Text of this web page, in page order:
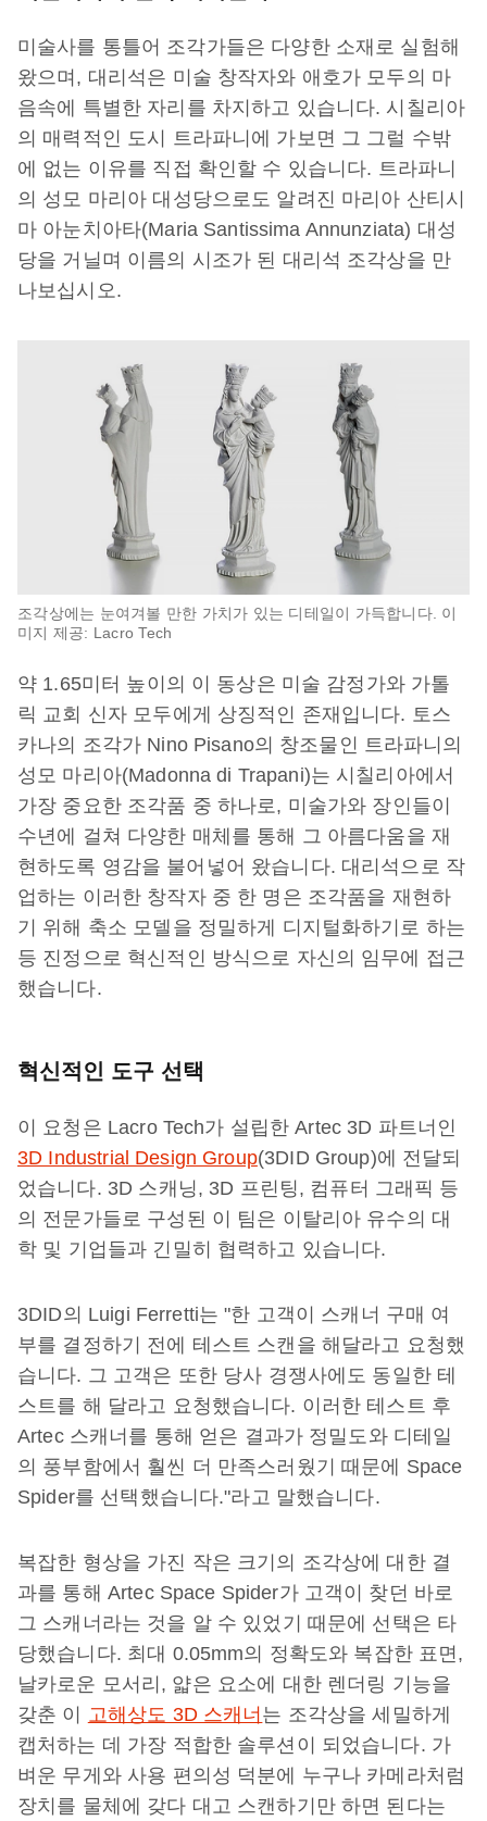
미술사를 통틀어 조각가들은 다양한 소재로 실험해
왔으며, 대리석은 미술 창작자와 애호가 모두의 마
음속에 특별한 자리를 차지하고 있습니다. 시칠리아
의 매력적인 도시 트라파니에 가보면 그 그럴 수밖
에 없는 이유를 직접 확인할 수 있습니다. 트라파니
의 성모 마리아 대성당으로도 알려진 마리아 산티시
마 아눈치아타(Maria Santissima Annunziata) 대성
당을 거닐며 이름의 시조가 된 대리석 조각상을 만
나보십시오.
조각상에는 눈여겨볼 만한 가치가 있는 디테일이 가득합니다. 이
미지 제공: Lacro Tech
약 1.65미터 높이의 이 동상은 미술 감정가와 가톨
릭 교회 신자 모두에게 상징적인 존재입니다. 토스
카나의 조각가 Nino Pisano의 창조물인 트라파니의
성모 마리아(Madonna di Trapani)는 시칠리아에서
가장 중요한 조각품 중 하나로, 미술가와 장인들이
수년에 걸쳐 다양한 매체를 통해 그 아름다움을 재
현하도록 영감을 불어넣어 왔습니다. 대리석으로 작
업하는 이러한 창작자 중 한 명은 조각품을 재현하
기 위해 축소 모델을 정밀하게 디지털화하기로 하는
등 진정으로 혁신적인 방식으로 자신의 임무에 접근
했습니다.
혁신적인 도구 선택
이 요청은 Lacro Tech가 설립한 Artec 3D 파트너인
3D Industrial Design Group(3DID Group)에 전달되
었습니다. 3D 스캐닝, 3D 프린팅, 컴퓨터 그래픽 등
의 전문가들로 구성된 이 팀은 이탈리아 유수의 대
학 및 기업들과 긴밀히 협력하고 있습니다.
3DID의 Luigi Ferretti는 "한 고객이 스캐너 구매 여
부를 결정하기 전에 테스트 스캔을 해달라고 요청했
습니다. 그 고객은 또한 당사 경쟁사에도 동일한 테
스트를 해 달라고 요청했습니다. 이러한 테스트 후
Artec 스캐너를 통해 얻은 결과가 정밀도와 디테일
의 풍부함에서 훨씬 더 만족스러웠기 때문에 Space
Spider를 선택했습니다."라고 말했습니다.
복잡한 형상을 가진 작은 크기의 조각상에 대한 결
과를 통해 Artec Space Spider가 고객이 찾던 바로
그 스캐너라는 것을 알 수 있었기 때문에 선택은 타
당했습니다. 최대 0.05mm의 정확도와 복잡한 표면,
날카로운 모서리, 얇은 요소에 대한 렌더링 기능을
갖춘 이 고해상도 3D 스캐너 는 조각상을 세밀하게
캡처하는 데 가장 적합한 솔루션이 되었습니다. 가
벼운 무게와 사용 편의성 덕분에 누구나 카메라처럼
장치를 물체에 갖다 대고 스캔하기만 하면 된다는